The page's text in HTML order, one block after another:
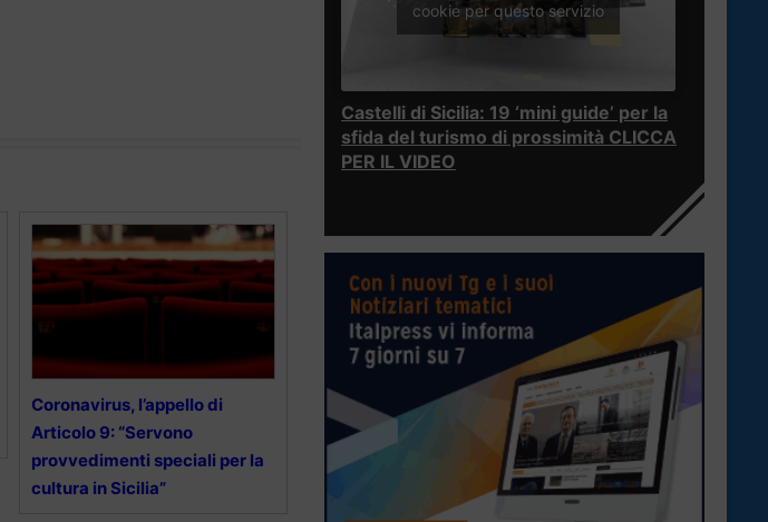
Coronavirus, l’appello di
Articolo 9: “Servono
provvedimenti speciali per la
cultura in Sicilia”
cookie per questo servizio
Castelli di Sicilia: 19 ‘mini guide’ per la
sfida del turismo di prossimità CLICCA
PER IL VIDEO